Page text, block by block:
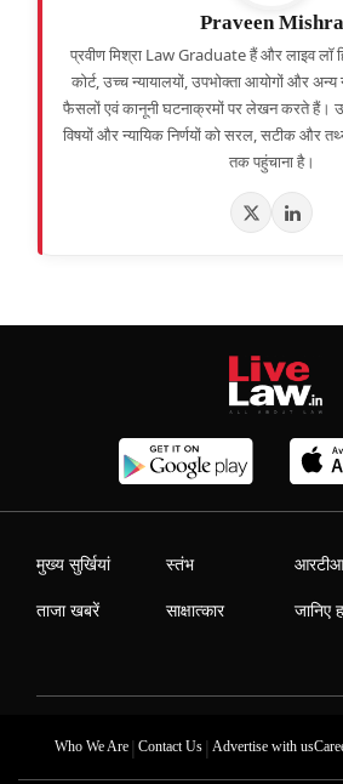
Praveen Mishra
प्रवीण मिश्रा Law Graduate हैं और लाइव लॉ
कोर्ट, उच्च न्यायालयों, उपभोक्ता आयोगों और अन्य
फैसलों एवं कानूनी घटनाक्रमों पर लेखन करते हैं।
विषयों और न्यायिक निर्णयों को सरल, सटीक और
तक पहुंचाना है।
मुख्य सुर्खियां
ताजा खबरें
स्तंभ
साक्षात्कार जानिए
Who We Are| Contact Us| Advertise with us